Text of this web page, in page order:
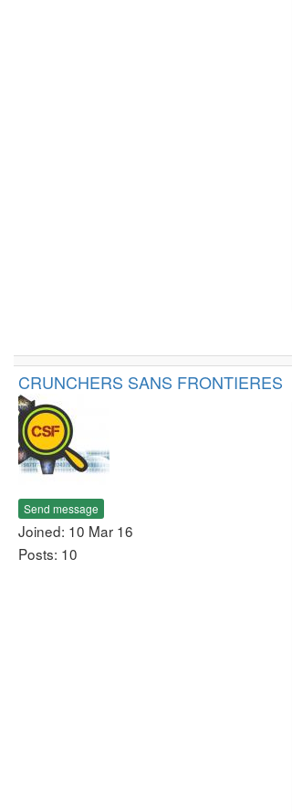
CRUNCHERS SANS FRONTIERES
Send message
Joined: 10 Mar 16
Posts: 10